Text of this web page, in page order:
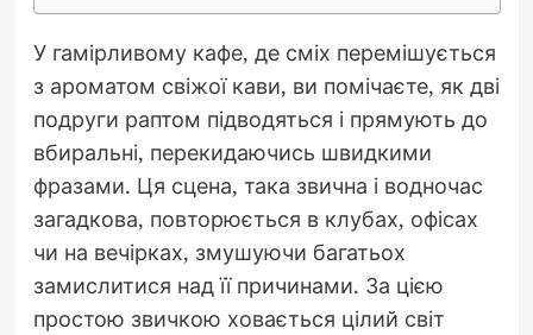
У гамірливому кафе, де сміх перемішується
з ароматом свіжої кави, ви помічаєте, як дві
подруги раптом підводяться і прямують до
вбиральні, перекидаючись швидкими
фразами. Ця сцена, така звична і водночас
загадкова, повторюється в клубах, офісах
чи на вечірках, змушуючи багатьох
замислитися над її причинами. За цією
простою звичкою ховається цілий світ